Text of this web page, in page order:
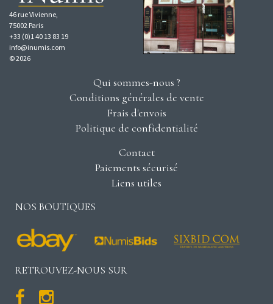
46 rue Vivienne,
75002 Paris
+33 (0)1 40 13 83 19
info@inumis.com
© 2026
Qui sommes-nous ?
Conditions générales de vente
Frais d'envois
Politique de confidentialité
Contact
Paiements sécurisé
Liens utiles
NOS BOUTIQUES
RETROUVEZ-NOUS SUR